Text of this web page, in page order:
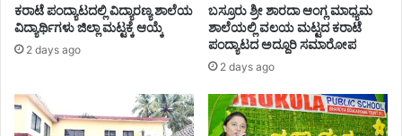
ಕರಾಟೆ ಪಂದ್ಯಾಟದಲ್ಲಿ ವಿದ್ಯಾರಣ್ಯ ಶಾಲೆಯ
ವಿದ್ಯಾರ್ಥಿಗಳು ಜಿಲ್ಲಾ ಮಟ್ಟಕ್ಕೆ ಆಯ್ಕೆ
2 days ago
ಬಸ್ರೂರು ಶ್ರೀ ಶಾರದಾ ಆಂಗ್ಲ ಮಾಧ್ಯಮ
ಶಾಲೆಯಲ್ಲಿ ವಲಯ ಮಟ್ಟದ ಕರಾಟೆ
ಪಂದ್ಯಾಟದ ಅದ್ದೂರಿ ಸಮಾರೋಪ
2 days ago